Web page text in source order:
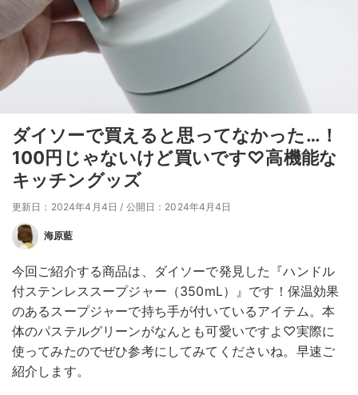
ダイソーで買えると思ってなかった…！
100円じゃないけど買いです♡高機能な
キッチングッズ
更新日：2024年4月4日 / 公開日：2024年4月4日
海原藍
今回ご紹介する商品は、ダイソーで発見した『ハンドル
付ステンレススープジャー（350mL）』です！保温効果
のあるスープジャーで持ち手が付いているアイテム。本
体のパステルグリーンがなんとも可愛いですよ♡実際に
使ってみたのでぜひ参考にしてみてくださいね。早速ご
紹介します。